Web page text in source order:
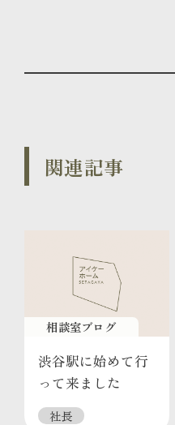
関連記事
相談室ブログ
渋谷駅に始めて行
って来ました
社長